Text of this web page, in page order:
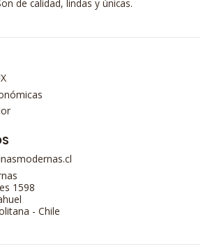
de calidad, lindas y únicas.
1598
- Chile